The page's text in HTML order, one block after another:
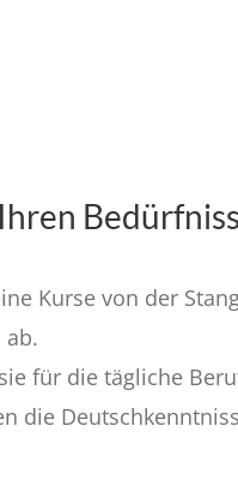
Kurse von der
ab.
für die tägliche
die